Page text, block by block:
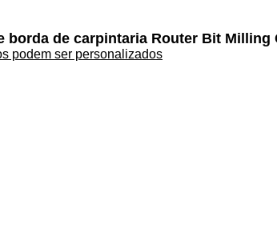
borda de carpintaria Router Bit Milling
podem ser personalizados